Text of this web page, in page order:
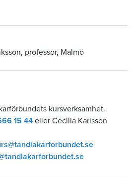
professor, Malmö
kursverksamhet.
15 44 eller Cecilia Karlsson